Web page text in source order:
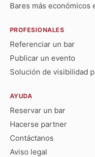
Bares más económicos
PROFESIONALES
Referenciar un bar
Publicar un evento
Solución de visibilidad
AYUDA
Reservar un bar
Hacerse partner
Contáctanos
Aviso legal